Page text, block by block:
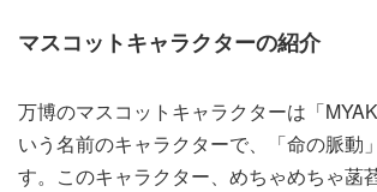
マスコットキャラクターの紹介
万博のマスコットキャラクターは「
いう名前のキャラクターで、「命の脈動
す。このキャラクター、めちゃめちゃ菡